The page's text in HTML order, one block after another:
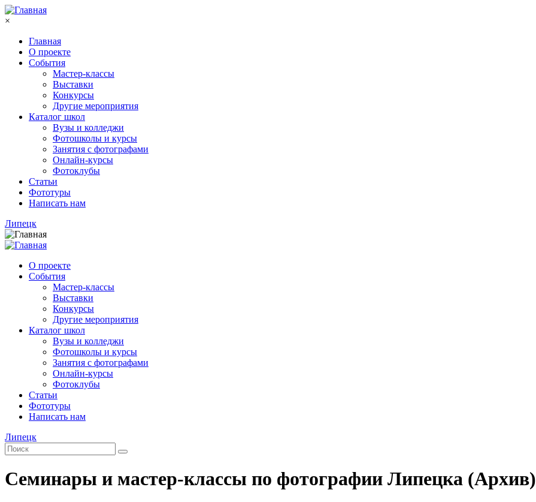
Перейти к основному содержанию
×
Главная
О проекте
События
Мастер-классы
Выставки
Конкурсы
Другие мероприятия
Каталог школ
Вузы и колледжи
Фотошколы и курсы
Занятия с фотографами
Онлайн-курсы
Фотоклубы
Статьи
Фототуры
Написать нам
Липецк
О проекте
События
Мастер-классы
Выставки
Конкурсы
Другие мероприятия
Каталог школ
Вузы и колледжи
Фотошколы и курсы
Занятия с фотографами
Онлайн-курсы
Фотоклубы
Статьи
Фототуры
Написать нам
Липецк
Семинары и мастер-классы по фотографии Липецка (Архив)